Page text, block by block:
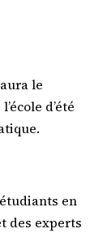
le
d’été
étudiants en
des experts